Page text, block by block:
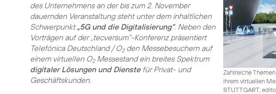
Zahlreiche
ihrem virtuellen
STUTTGART,
des Unternehmens an der bis zum 2. November
dauernden Veranstaltung steht unter dem inhaltlichen
Schwerpunkt„5G und die Digitalisierung“. Neben den
Vorträgen auf der „tecversum“-Konferenz präsentiert
Telefónica Deutschland / O2den Messebesuchern auf
einem virtuellen O2Messestand ein breites Spektrum
digitaler Lösungen und Dienstefür Privat- und
Geschäftskunden.